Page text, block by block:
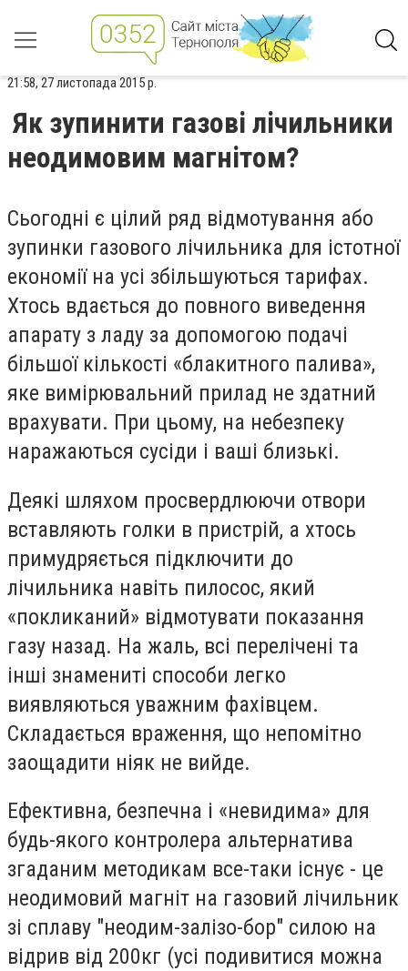
21:58, 27 листопада 2015 р.
Як зупинити газові лічильники
неодимовим магнітом?
Сьогодні є цілий ряд відмотування або
зупинки газового лічильника для істотної
економії на усі збільшуються тарифах.
Хтось вдається до повного виведення
апарату з ладу за допомогою подачі
більшої кількості «блакитного палива»,
яке вимірювальний прилад не здатний
врахувати. При цьому, на небезпеку
наражаються сусіди і ваші близькі.
Деякі шляхом просвердлюючи отвори
вставляють голки в пристрій, а хтось
примудряється підключити до
лічильника навіть пилосос, який
«покликаний» відмотувати показання
газу назад. На жаль, всі перелічені та
інші знамениті способи легко
виявляються уважним фахівцем.
Складається враження, що непомітно
заощадити ніяк не вийде.
Ефективна, безпечна і «невидима» для
будь-якого контролера альтернатива
згаданим методикам все-таки існує - це
неодимовий магніт на газовий лічильник
зі сплаву "неодим-залізо-бор" силою на
відрив від 200кг (усі подивитися можна